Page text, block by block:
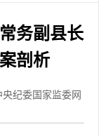
务副县长
剖析
纪委国家监委网